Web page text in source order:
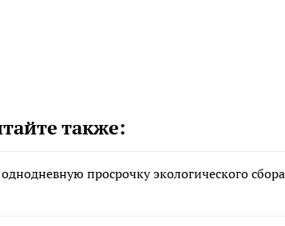
также:
просрочку экологического сбора